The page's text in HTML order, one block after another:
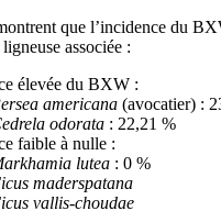
que l’incidence du
associée :
élevée du BXW :
americana (avocatier) :
odorata : 22,21 %
faible à nulle :
lutea : 0 %
maderspatana
vallis-choudae